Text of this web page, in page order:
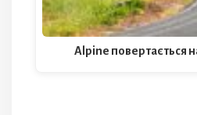
Alpine повертається